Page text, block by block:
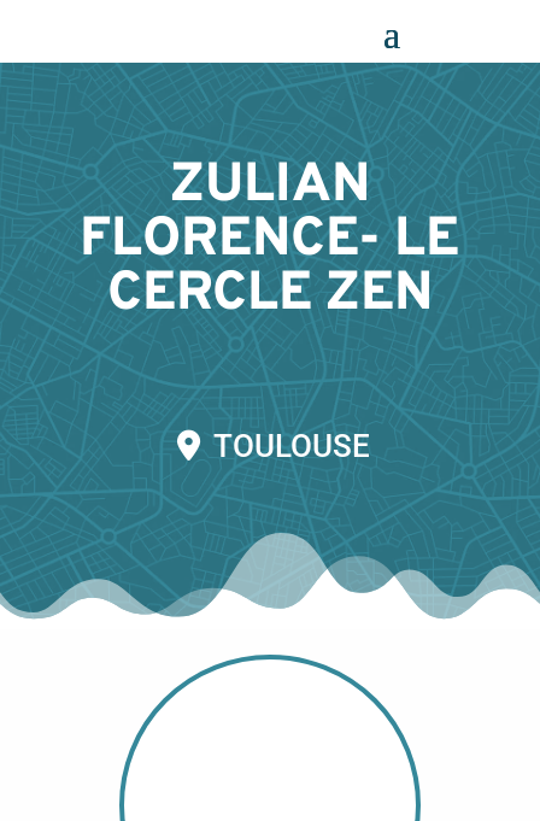
ZULIAN
FLORENCE- LE
CERCLE ZEN
TOULOUSE